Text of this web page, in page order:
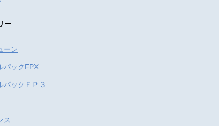
ー
ーン
パックFPX
パックＦＰ３
ス